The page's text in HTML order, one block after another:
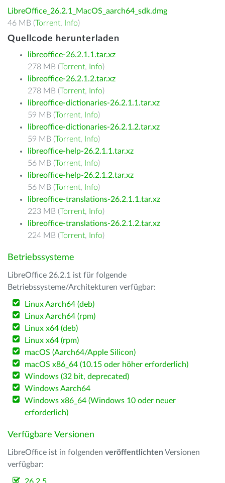
LibreOffice_26.2.1_MacOS_aarch64_sdk.dmg
46 MB (Torrent, Info)
Quellcode herunterladen
libreoffice-26.2.1.1.tar.xz
278 MB (Torrent, Info)
libreoffice-26.2.1.2.tar.xz
278 MB (Torrent, Info)
libreoffice-dictionaries-26.2.1.1.tar.xz
59 MB (Torrent, Info)
libreoffice-dictionaries-26.2.1.2.tar.xz
59 MB (Torrent, Info)
libreoffice-help-26.2.1.1.tar.xz
56 MB (Torrent, Info)
libreoffice-help-26.2.1.2.tar.xz
56 MB (Torrent, Info)
libreoffice-translations-26.2.1.1.tar.xz
223 MB (Torrent, Info)
libreoffice-translations-26.2.1.2.tar.xz
224 MB (Torrent, Info)
Betriebssysteme
LibreOffice 26.2.1 ist für folgende
Betriebssysteme/Architekturen verfügbar:
Linux Aarch64 (deb)
Linux Aarch64 (rpm)
Linux x64 (deb)
Linux x64 (rpm)
macOS (Aarch64/Apple Silicon)
macOS x86_64 (10.15 oder höher erforderlich)
Windows (32 bit, deprecated)
Windows Aarch64
Windows x86_64 (Windows 10 oder neuer
erforderlich)
Verfügbare Versionen
LibreOffice ist in folgenden veröffentlichten Versionen
verfügbar: